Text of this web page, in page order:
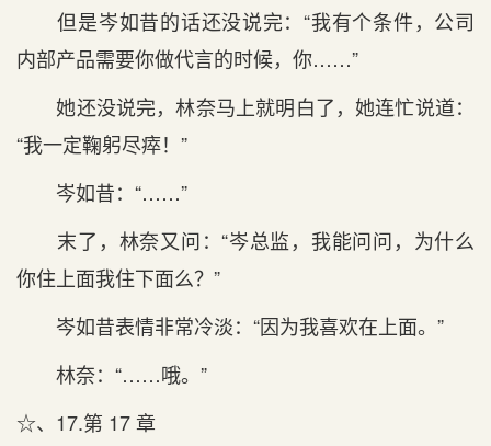
但是岑如昔的话还没说完：“我有个条件，公司
内部产品需要你做代言的时候，你……”
她还没说完，林奈马上就明白了，她连忙说道：
“我一定鞠躬尽瘁！”
岑如昔：“……”
末了，林奈又问：“岑总监，我能问问，为什么
你住上面我住下面么？”
岑如昔表情非常冷淡：“因为我喜欢在上面。”
林奈：“……哦。”
☆、17.第 17 章